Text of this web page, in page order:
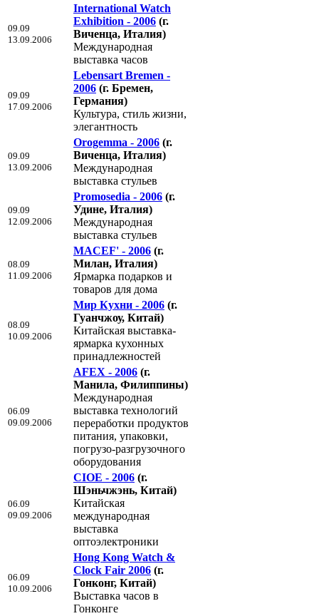
09.09
13.09.2006
International Watch
Exhibition - 2006 (г.
Виченца, Италия)
Международная
выставка часов
09.09
17.09.2006
Lebensart Bremen -
2006 (г. Бремен,
Германия)
Культура, стиль жизни,
элегантность
09.09
13.09.2006
Orogemma - 2006 (г.
Виченца, Италия)
Международная
выставка стульев
09.09
12.09.2006
Promosedia - 2006 (г.
Удине, Италия)
Международная
выставка стульев
08.09
11.09.2006
MACEF' - 2006 (г.
Милан, Италия)
Ярмарка подарков и
товаров для дома
08.09
10.09.2006
Мир Кухни - 2006 (г.
Гуанчжоу, Китай)
Китайская выставка-
ярмарка кухонных
принадлежностей
06.09
09.09.2006
AFEX - 2006 (г.
Манила, Филиппины)
Международная
выставка технологий
переработки продуктов
питания, упаковки,
погрузо-разгрузочного
оборудования
06.09
09.09.2006
CIOE - 2006 (г.
Шэньчжэнь, Китай)
Китайская
международная
выставка
оптоэлектроники
06.09
10.09.2006
Hong Kong Watch &
Clock Fair 2006 (г.
Гонконг, Китай)
Выставка часов в
Гонконге